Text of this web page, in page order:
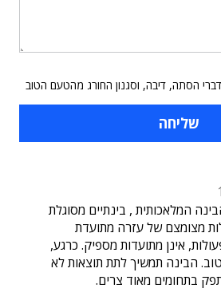
הסתה, דיבה, וסגנון החורג מהטעם הטוב
המלאכותית , בינתיים מסוגלת
מצומצם של עזרה מתועדת
אינן מתועדות מספיק. כרגע,
הבינה תמשיך לתת תוצאות לא
בתחומים מאוד צרים.